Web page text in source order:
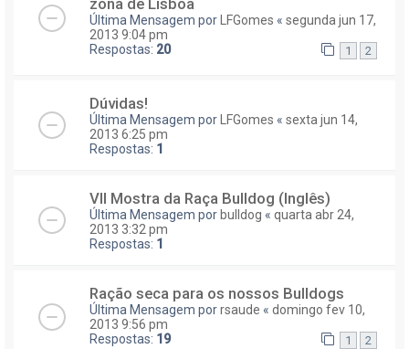
Última Mensagem por LFGomes « segunda jun 17,
2013 9:04 pm
Respostas: 20 1 2
Dúvidas!
Última Mensagem por LFGomes « sexta jun 14,
2013 6:25 pm
Respostas: 1
VII Mostra da Raça Bulldog (Inglês)
Última Mensagem por bulldog « quarta abr 24,
2013 3:32 pm
Respostas: 1
Ração seca para os nossos Bulldogs
Última Mensagem porrsaude « domingo fev 10,
2013 9:56 pm
Respostas: 19 1 2